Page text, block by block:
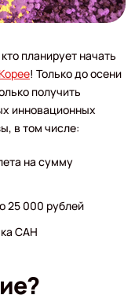
планирует начать
! Только до осени
получить
инновационных
в том числе:
на сумму
25 000 рублей
САН